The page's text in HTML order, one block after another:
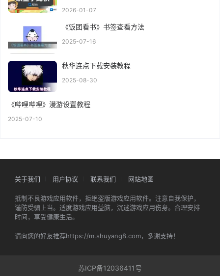
2026-01-07
《饭团看书》书签查看方法
2025-07-16
秋华连点下载安装教程
2025-08-30
《哔哩哔哩》漫游设置教程
2025-07-10
关于我们 用户协议 联系我们 网站地图
抵制不良游戏应用软件，拒绝盗版游戏应用软件。注意自我保护，
谨防受骗上当。适度游戏应用益脑，沉迷游戏应用伤身。合理安排
时间，享受健康生活。
请向您的好友推荐https://m.shuyang8.com，多谢支持！
苏ICP备12036411号